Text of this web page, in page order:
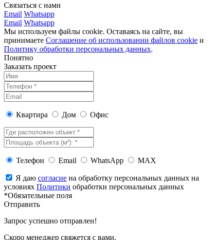
Связаться с нами
Email Whatsapp
Email Whatsapp
Мы используем файлы cookie. Оставаясь на сайте, вы
принимаете Соглашение об использовании файлов cookie и
Политику обработки персональных данных.
Понятно
Заказать проект
Квартира Дом Офис
Телефон Email WhatsApp MAX
Я даю согласие на обработку персональных данных на
условиях Политики обработки персональных данных
*Обязательные поля
Отправить
Запрос успешно отправлен!
Скоро менеджер свяжется с вами.